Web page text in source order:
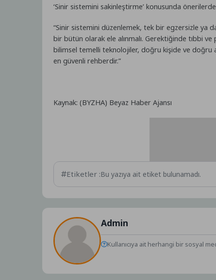
‘Sinir sistemini sakinleştirme’ konusunda
“Sinir sistemini düzenlemek, tek bir egzersizle ya
bir bütün olarak ele alınmalı. Gerektiğinde tıbbi
bilimsel temelli teknolojiler, doğru kişide ve doğru
en güvenli rehberdir.”
Kaynak: (BYZHA) Beyaz Haber Ajansı
Etiketler :Bu yazıya ait etiket bulunamadı.
Admin
Kullanıcıya ait herhangi bir sosyal